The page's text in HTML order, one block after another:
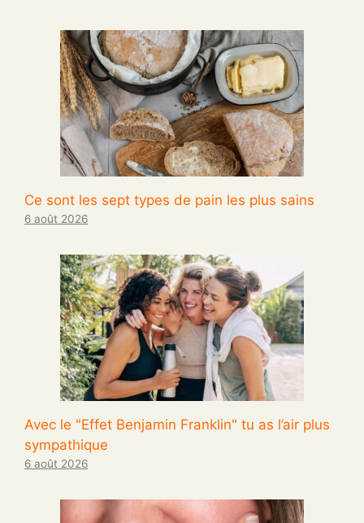
Ce sont les sept types de pain les plus sains
6 août 2026
Avec le "Effet Benjamin Franklin" tu as l’air plus
sympathique
6 août 2026